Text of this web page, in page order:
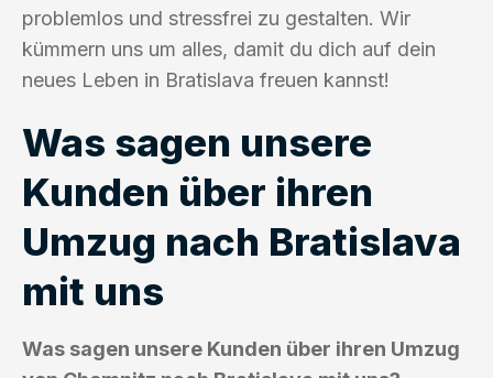
problemlos und stressfrei zu gestalten. Wir
kümmern uns um alles, damit du dich auf dein
neues Leben in Bratislava freuen kannst!
Was sagen unsere
Kunden über ihren
Umzug nach Bratislava
mit uns
Was sagen unsere Kunden über ihren Umzug